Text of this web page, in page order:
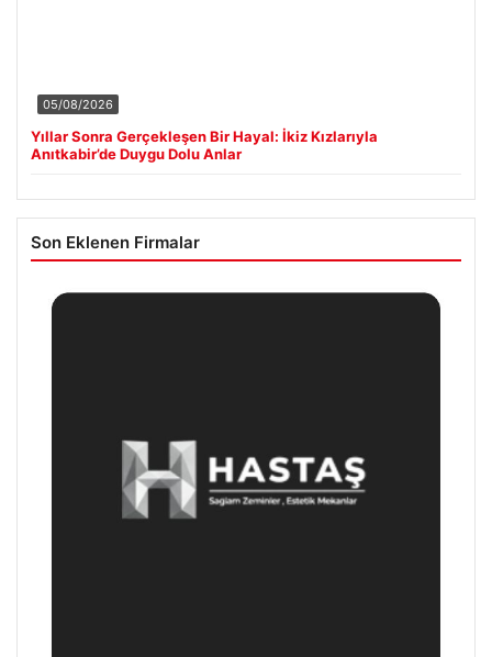
05/08/2026
Yıllar Sonra Gerçekleşen Bir Hayal: İkiz Kızlarıyla
Anıtkabir’de Duygu Dolu Anlar
Son Eklenen Firmalar